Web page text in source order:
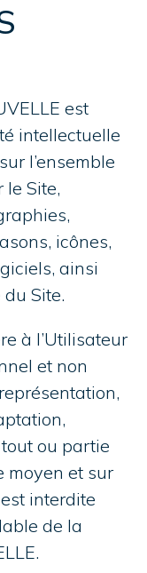
est
intellectuelle
l’ensemble
le Site,
icônes,
ainsi
Site.
à l’Utilisateur
et non
ou partie
moyen et sur
interdite
de la